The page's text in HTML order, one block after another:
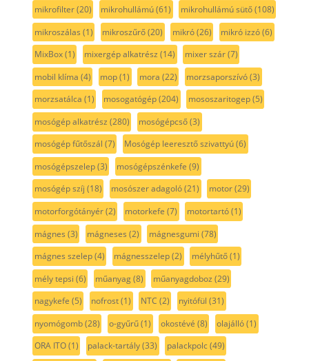
mikrofilter(20) mikrohullámú(61) mikrohullámú sütő(108)
mikroszálas (1) mikroszűrő(20) mikró(26) mikró izzó(6)
MixBox(1) mixergép alkatrész (14) mixer szár(7)
mobil klíma (4) mop(1) mora (22) morzsaporszívó(3)
morzsatálca (1) mosogatógép(204) mososzaritogep(5)
mosógép alkatrész (280) mosógépcső(3)
mosógép fűtőszál (7) Mosógép leeresztő szivattyú(6)
mosógépszelep(3) mosógépszénkefe (9)
mosógép szíj (18) mosószer adagoló(21) motor(29)
motorforgótányér(2) motorkefe (7) motortartó(1)
mágnes (3) mágneses (2) mágnesgumi (78)
mágnes szelep(4) mágnesszelep(2) mélyhűtő(1)
mély tepsi (6) műanyag(8) műanyagdoboz (29)
nagykefe (5) nofrost(1) NTC (2) nyitófül (31)
nyomógomb(28) o-gyűrű(1) okostévé (8) olajálló(1)
ORA ITO(1) palack-tartály(33) palackpolc(49)